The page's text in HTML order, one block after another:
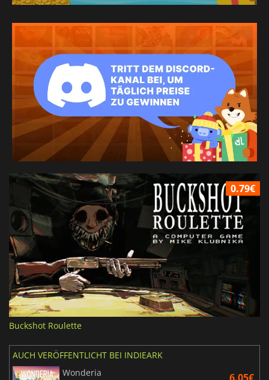
0.79€
Buckshot Roulette
AUCH VERÖFFENTLICHT BEI INDIEARK
Wonderia